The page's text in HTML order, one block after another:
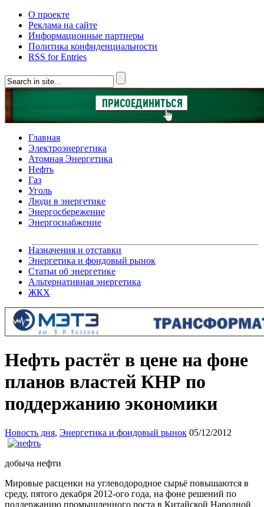
О проекте
Реклама на сайте
Информационные партнеры
Политика конфиденциальности
RSS for Entries
Главная
Электроэнергетика
Атомная Энергетика
Нефть
Газ
Уголь
Люди в энергетике
Энергосбережение
Энергоснабжение
Назначения и отставки
Энергетика и фондовый рынок
Статьи об энергетике
Альтернативная энергетика
ЖКХ
Нефть растёт в цене на фоне
планов властей КНР по
поддержанию экономики
Новость дня, Энергетика и фондовый рынок 05/12/2012
добыча нефти
Мировые расценки на углеводородное сырьё повышаются в
среду, пятого декабря 2012-ого года, на фоне решений по
поддержанию промышленного роста в Китайской Народной